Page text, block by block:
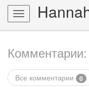
Toggle
navigation
Комментарии:
Все комментарии 0